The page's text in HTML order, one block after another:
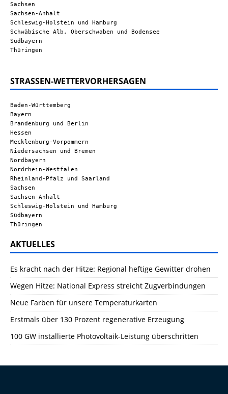
Sachsen
Sachsen-Anhalt
Schleswig-Holstein und Hamburg
Schwäbische Alb, Oberschwaben und Bodensee
Südbayern
Thüringen
STRASSEN-WETTERVORHERSAGEN
Baden-Württemberg
Bayern
Brandenburg und Berlin
Hessen
Mecklenburg-Vorpommern
Niedersachsen und Bremen
Nordbayern
Nordrhein-Westfalen
Rheinland-Pfalz und Saarland
Sachsen
Sachsen-Anhalt
Schleswig-Holstein und Hamburg
Südbayern
Thüringen
AKTUELLES
Es kracht nach der Hitze: Regional heftige Gewitter drohen
Wegen Hitze: National Express streicht Zugverbindungen
Neue Farben für unsere Temperaturkarten
Erstmals über 130 Prozent regenerative Erzeugung
100 GW installierte Photovoltaik-Leistung überschritten